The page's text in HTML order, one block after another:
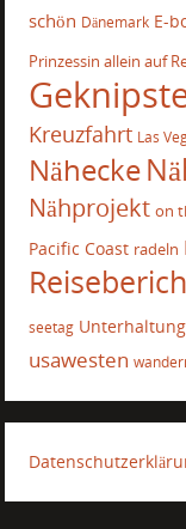
schön Dänemark E-
Prinzessin allein auf
Kreuzfahrt Las
Nähecke
Nähprojekt on
Pacific Coast radeln
seetag Unterhaltung
usawesten